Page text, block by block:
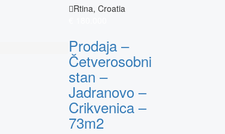
Rtina, Croatia
Prodaja –
Četverosobni
stan –
Jadranovo –
Crikvenica –
73m2